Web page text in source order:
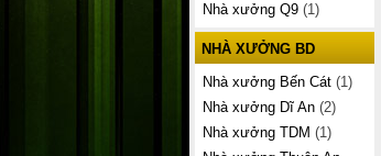
Nhà xưởng Q9 (1)
NHÀ XƯỞNG BD
Nhà xưởng Bến Cát (1)
Nhà xưởng Dĩ An (2)
Nhà xưởng TDM (1)